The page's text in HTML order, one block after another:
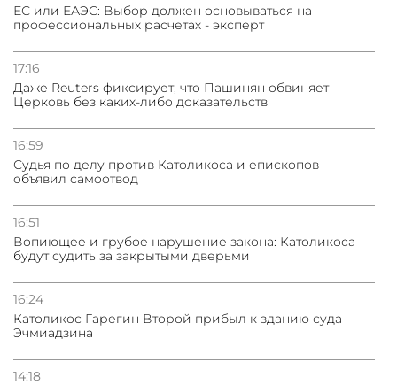
ЕС или ЕАЭС: Выбор должен основываться на
профессиональных расчетах - эксперт
17:16
Даже Reuters фиксирует, что Пашинян обвиняет
Церковь без каких-либо доказательств
16:59
Судья по делу против Католикоса и епископов
объявил самоотвод
16:51
Вопиющее и грубое нарушение закона: Католикоса
будут судить за закрытыми дверьми
16:24
Католикос Гарегин Второй прибыл к зданию суда
Эчмиадзина
14:18
31.07.2026
Сотрудничество и очереди – детали визита главы
погрануправления СНБ Армении в Тбилиси